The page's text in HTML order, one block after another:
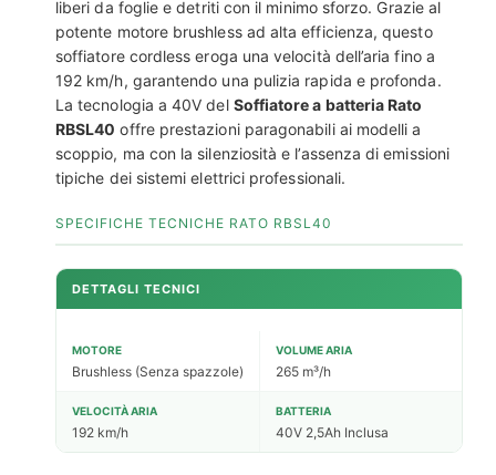
liberi da foglie e detriti con il minimo sforzo. Grazie al
potente motore brushless ad alta efficienza, questo
soffiatore cordless eroga una velocità dell’aria fino a
192 km/h, garantendo una pulizia rapida e profonda.
La tecnologia a 40V del Soffiatore a batteria Rato
RBSL40 offre prestazioni paragonabili ai modelli a
scoppio, ma con la silenziosità e l’assenza di emissioni
tipiche dei sistemi elettrici professionali.
SPECIFICHE TECNICHE RATO RBSL40
DETTAGLI TECNICI
MOTORE
Brushless (Senza spazzole)
VELOCITÀ ARIA
192 km/h
VOLUME ARIA
265 m³/h
BATTERIA
40V 2,5Ah Inclusa